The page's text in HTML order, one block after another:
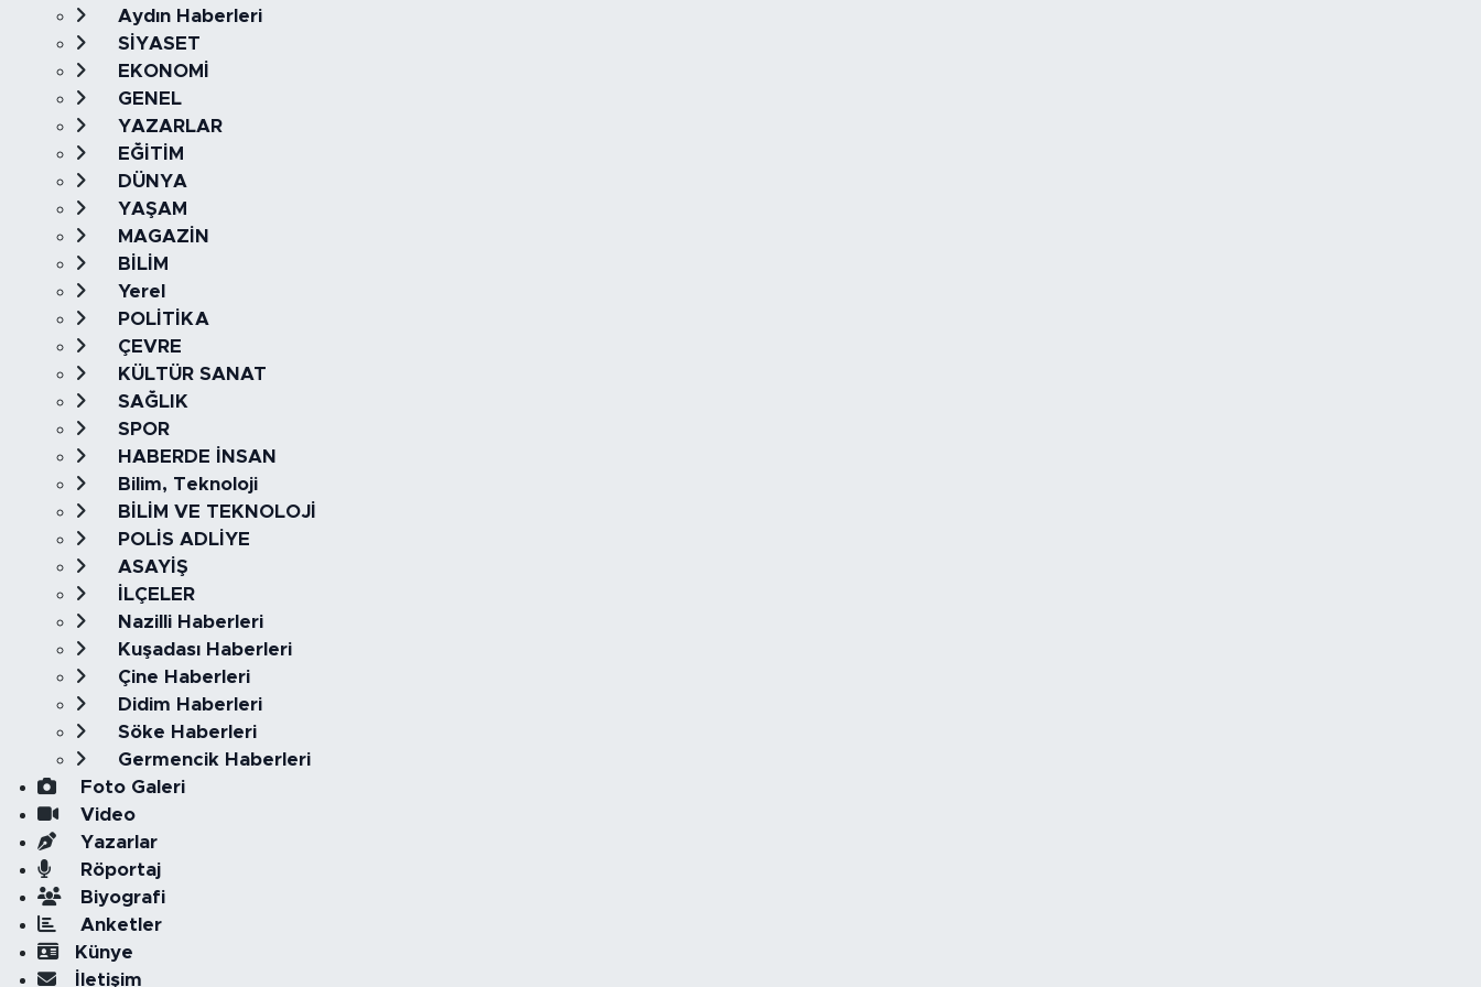
Aydın Haberleri
SİYASET
EKONOMİ
GENEL
YAZARLAR
EĞİTİM
DÜNYA
YAŞAM
MAGAZİN
BİLİM
Yerel
POLİTİKA
ÇEVRE
KÜLTÜR SANAT
SAĞLIK
SPOR
HABERDE İNSAN
Bilim, Teknoloji
BİLİM VE TEKNOLOJİ
POLİS ADLİYE
ASAYİŞ
İLÇELER
Nazilli Haberleri
Kuşadası Haberleri
Çine Haberleri
Didim Haberleri
Söke Haberleri
Germencik Haberleri
Foto Galeri
Video
Yazarlar
Röportaj
Biyografi
Anketler
Künye
İletişim